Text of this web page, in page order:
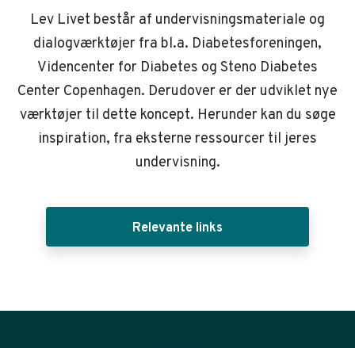
Lev Livet består af undervisningsmateriale og
dialogværktøjer fra bl.a. Diabetesforeningen,
Videncenter for Diabetes og Steno Diabetes
Center Copenhagen. Derudover er der udviklet nye
værktøjer til dette koncept. Herunder kan du søge
inspiration, fra eksterne ressourcer til jeres
undervisning.
Relevante links